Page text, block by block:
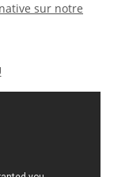
sur notre